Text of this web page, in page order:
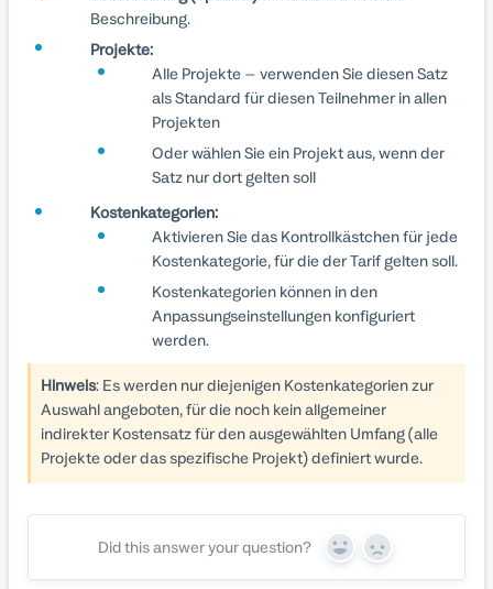
Beschreibung.
Projekte:
Alle Projekte – verwenden Sie diesen Satz
als Standard für diesen Teilnehmer in allen
Projekten
Oder wählen Sie ein Projekt aus, wenn der
Satz nur dort gelten soll
Kostenkategorien:
Aktivieren Sie das Kontrollkästchen für jede
Kostenkategorie, für die der Tarif gelten soll.
Kostenkategorien können in den
Anpassungseinstellungen konfiguriert
werden.
Hinweis: Es werden nur diejenigen Kostenkategorien zur
Auswahl angeboten, für die noch kein allgemeiner
indirekter Kostensatz für den ausgewählten Umfang (alle
Projekte oder das spezifische Projekt) definiert wurde.
Did this answer your question?
Yes No